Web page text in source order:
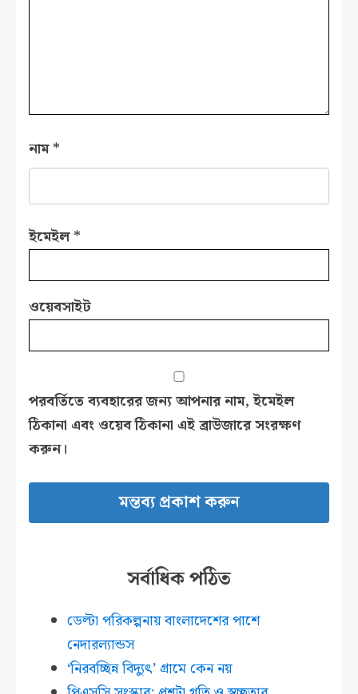
নাম*
ইমেইল*
ওয়েবসাইট
পরবর্তিতে ব্যবহারের জন্য আপনার নাম, ইমেইল
ঠিকানা এবং ওয়েব ঠিকানা এই ব্রাউজারে সংরক্ষণ
করুন।
সর্বাধিক পঠিত
ডেল্টা পরিকল্পনায় বাংলাদেশের পাশে
নেদারল্যান্ডস
‘নিরবচ্ছিন্ন বিদ্যুৎ’ গ্রামে কেন নয়